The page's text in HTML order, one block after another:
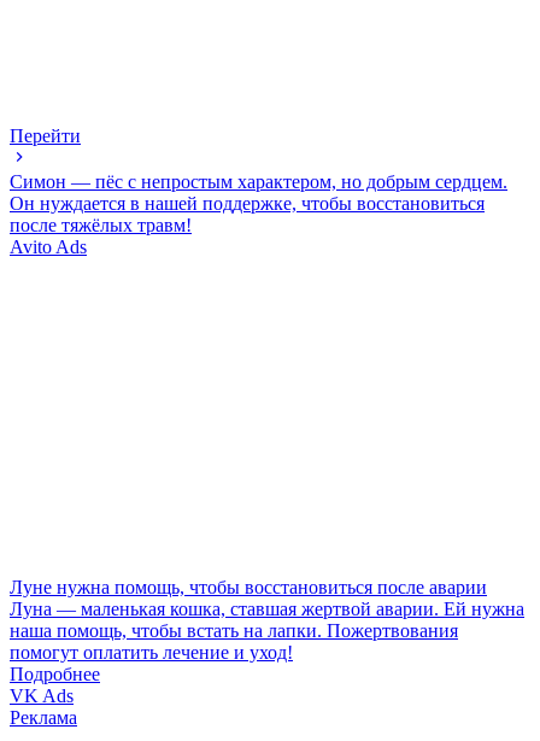
Перейти
Симон — пёс с непростым характером, но добрым сердцем.
Он нуждается в нашей поддержке, чтобы восстановиться
после тяжёлых травм!
Avito Ads
Луне нужна помощь, чтобы восстановиться после аварии
Луна — маленькая кошка, ставшая жертвой аварии. Ей нужна
наша помощь, чтобы встать на лапки. Пожертвования
помогут оплатить лечение и уход!
Подробнее
VK Ads
Реклама